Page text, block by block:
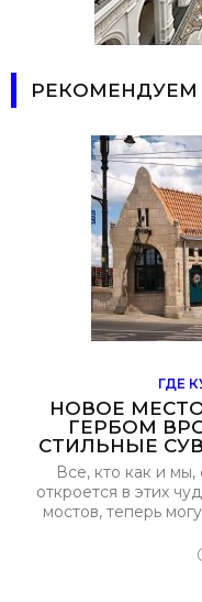
РЕКОМЕНДУЕМ
ГДЕ
НОВОЕ
ГЕРБОМ
СТИЛЬНЫЕ
Все, кто как и
откроется в этих
мостов, теперь
стационарный
сувениров с